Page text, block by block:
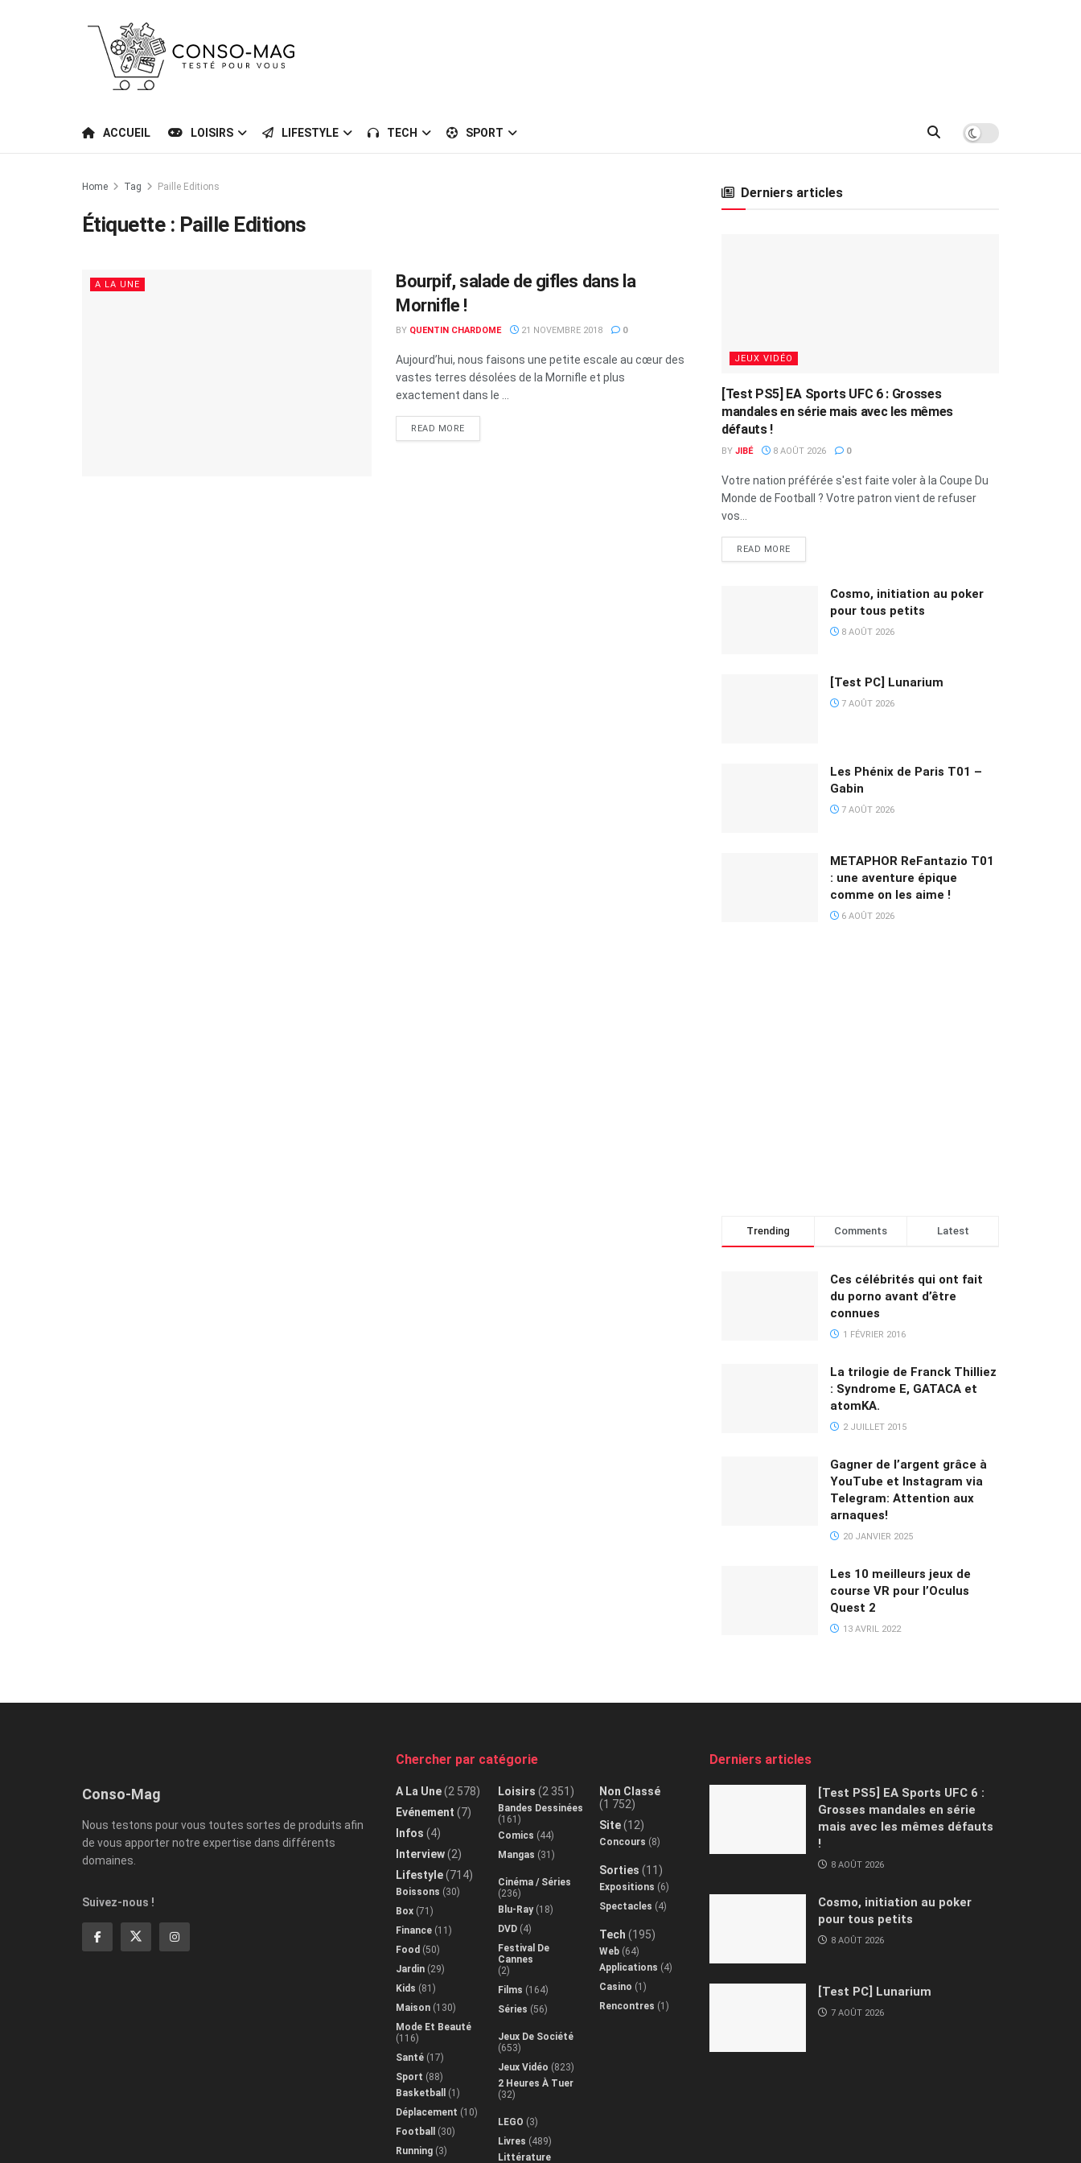
ACCUEIL LOISIRS LIFESTYLE TECH SPORT
Home Tag Paille Editions
Étiquette : Paille Editions
A LA UNE
Bourpif, salade de gifles dans la
Mornifle !
BY QUENTIN CHARDOME 21 NOVEMBRE 2018 0
Aujourd’hui, nous faisons une petite escale au cœur des
vastes terres désolées de la Mornifle et plus
exactement dans le ...
READ MORE
Derniers articles
JEUX VIDÉO
[Test PS5] EA Sports UFC 6 : Grosses
mandales en série mais avec les mêmes
défauts !
BY JIBÉ 8 AOÛT 2026 0
Votre nation préférée s'est faite voler à la Coupe Du
Monde de Football ? Votre patron vient de refuser
vos...
READ MORE
Cosmo, initiation au poker
pour tous petits
8 AOÛT 2026
[Test PC] Lunarium
7 AOÛT 2026
Les Phénix de Paris T01 –
Gabin
7 AOÛT 2026
METAPHOR ReFantazio T01
: une aventure épique
comme on les aime !
6 AOÛT 2026
Trending Comments Latest
Ces célébrités qui ont fait
du porno avant d’être
connues
1 FÉVRIER 2016
La trilogie de Franck Thilliez
: Syndrome E, GATACA et
atomKA.
2 JUILLET 2015
Gagner de l’argent grâce à
YouTube et Instagram via
Telegram: Attention aux
arnaques!
20 JANVIER 2025
Les 10 meilleurs jeux de
course VR pour l’Oculus
Quest 2
13 AVRIL 2022
Conso-Mag
Nous testons pour vous toutes sortes de produits afin
de vous apporter notre expertise dans différents
domaines.
Suivez-nous !
Chercher par catégorie
A La Une(2 578)
Evénement (7)
Infos (4)
Interview(2)
Lifestyle(714)
Boissons (30)
Box (71)
Finance (11)
Food (50)
Jardin (29)
Kids (81)
Maison (130)
Mode Et Beauté
(116)
Santé (17)
Sport (88)
Basketball
(1)
Déplacement (10)
Football
(30)
Running (3)
Loisirs (2 351)
Bandes Dessinées
(161)
Comics (44)
Mangas (31)
Cinéma / Séries
(236)
Blu-Ray(18)
DVD(4)
Festival De
Cannes
(2)
Films (164)
Séries (56)
Jeux De Société
(653)
Jeux Vidéo (823)
2 Heures À Tuer
(32)
LEGO (3)
Livres (489)
Littérature
Non Classé
(1 752)
Site(12)
Concours (8)
Sorties (11)
Expositions (6)
Spectacles (4)
Tech (195)
Web (64)
Applications (4)
Casino (1)
Rencontres (1)
Derniers articles
[Test PS5] EA Sports UFC 6 :
Grosses mandales en série
mais avec les mêmes défauts
!
8 AOÛT 2026
Cosmo, initiation au poker
pour tous petits
8 AOÛT 2026
[Test PC] Lunarium
7 AOÛT 2026